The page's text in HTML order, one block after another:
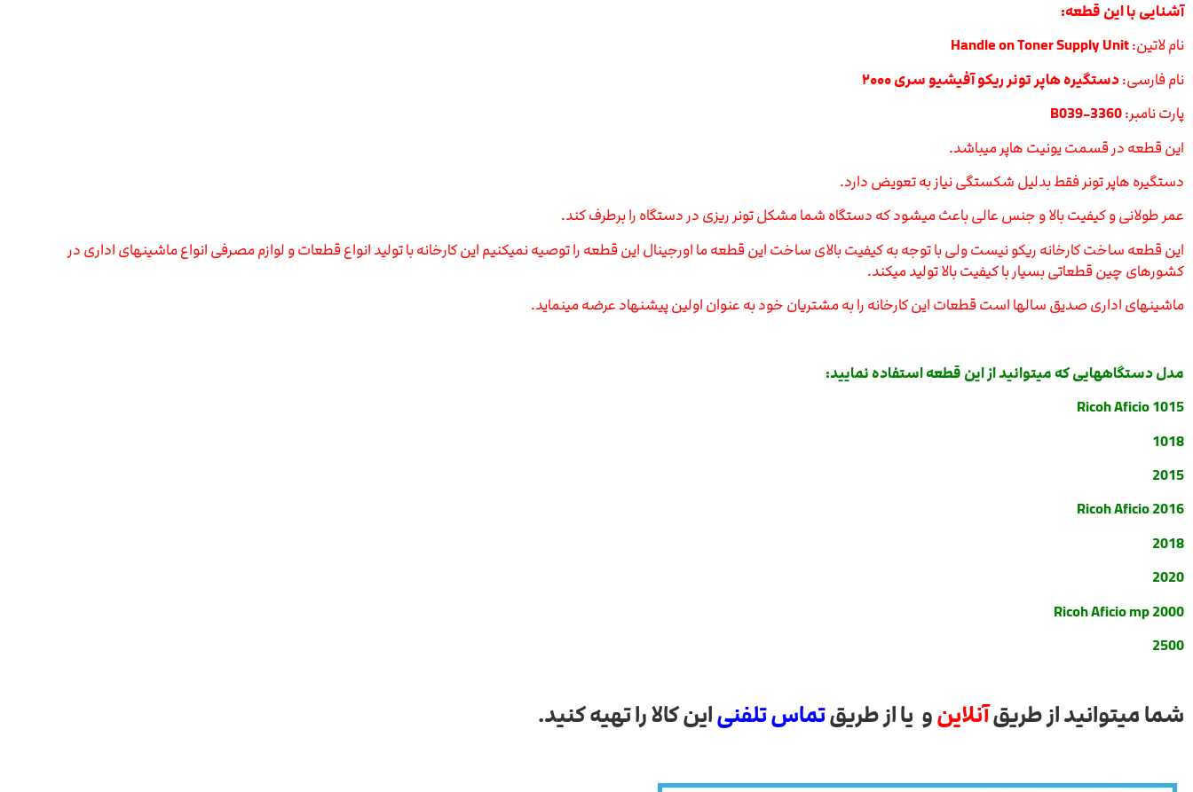
آشنایی با این قطعه:
نام لاتین:Handle on Toner Supply Unit
نام فارسی:دستگیره هاپر تونر ریکو آفیشیو سری ۲۰۰۰
پارت نامبر:B039-3360
این قطعه در قسمت یونیت هاپر میباشد.
دستگیره هاپر تونر فقط بدلیل شکستگی نیاز به تعویض دارد.
عمر طولانی و کیفیت بالا و جنس عالی باعث میشود که دستگاه شما مشکل تونر ریزی در دستگاه را برطرف کند.
این قطعه ساخت کارخانه ریکو نیست ولی با توجه به کیفیت بالای ساخت این قطعه ما اورجینال این قطعه را توصیه نمیکنیم این کارخانه با تولید انواع قطعات و لوازم مصرفی انواع ماشینهای اداری در
کشورهای چین قطعاتی بسیار با کیفیت بالا تولید میکند.
ماشینهای اداری صدیق سالها است قطعات این کارخانه را به مشتریان خود به عنوان اولین پیشنهاد عرضه مینماید.
مدل دستگاههایی که میتوانید از این قطعه استفاده نمایید:
Ricoh Aficio 1015
1018
2015
Ricoh Aficio 2016
2018
2020
Ricoh Aficio mp 2000
2500
شما میتوانید از طریقآنلاینو یا از طریقتماس تلفنیاین کالا را تهیه کنید.